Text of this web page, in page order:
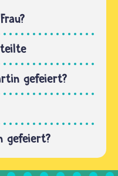
gefeiert?
gefeiert?